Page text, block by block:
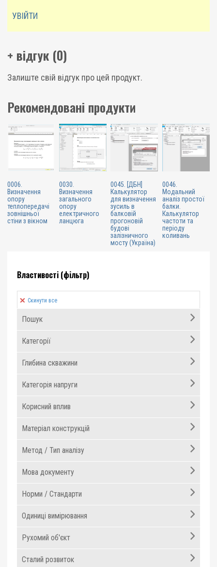
УВІЙТИ
+ відгук (0)
Залиште свій відгук про цей продукт.
Рекомендовані продукти
0006.
Визначення
опору
теплопередачі
зовнішньої
стіни з вікном
0030.
Визначення
загального
опору
електричного
ланцюга
0045. [ДБН]
Калькулятор
для визначення
зусиль в
балковій
прогоновій
будові
залізничного
мосту (Україна)
0046.
Модальний
аналіз простої
балки.
Калькулятор
частоти та
періоду
коливань
Властивості (фільтр)
Скинути все
Пошук
Категорії
Глибина скважини
Категорія напруги
Корисний вплив
Матеріал конструкцій
Метод / Тип аналізу
Мова документу
Норми / Стандарти
Одиниці вимірювання
Рухомий об'єкт
Сталий розвиток